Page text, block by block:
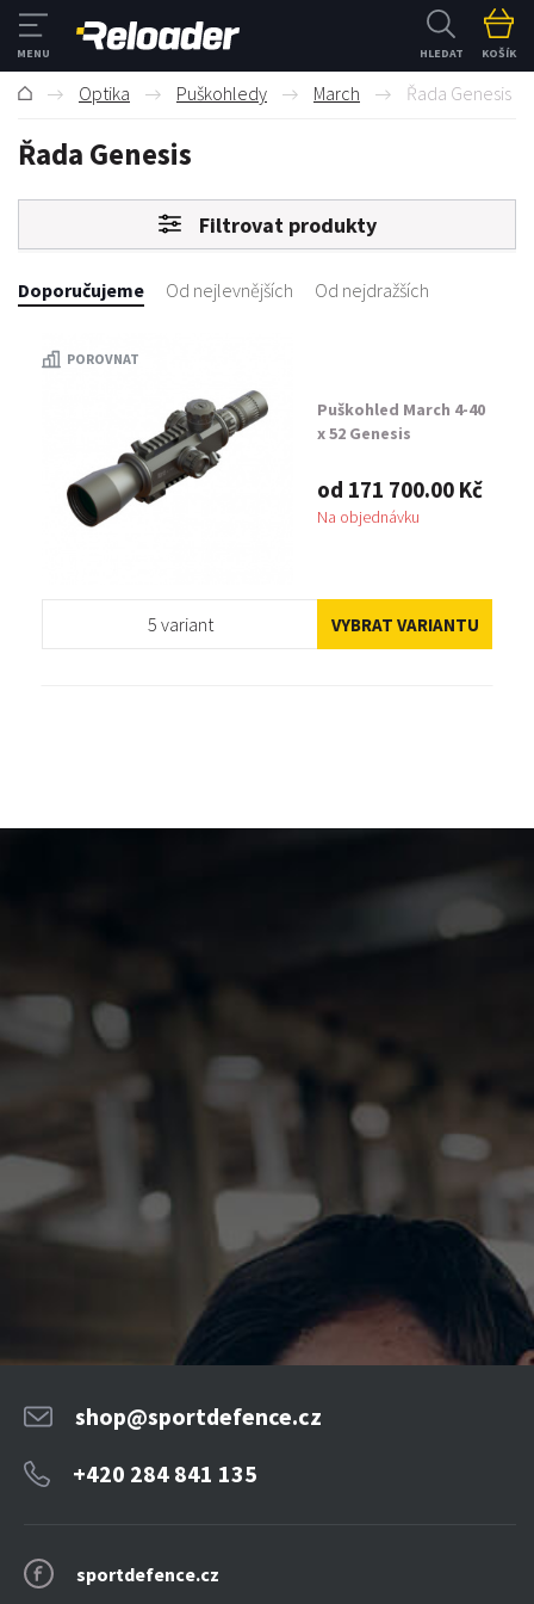
HLEDAT KOŠÍK
Optika Puškohledy March Řada Genesis
Řada Genesis
Filtrovat produkty
Doporučujeme Od nejlevnějších Od nejdražších
POROVNAT
Puškohled March 4-40
x 52 Genesis
od 171 700.00 Kč
Na objednávku
5 variant VYBRAT VARIANTU
sportdefence.cz
shop@sportdefence.cz
+420 284 841 135